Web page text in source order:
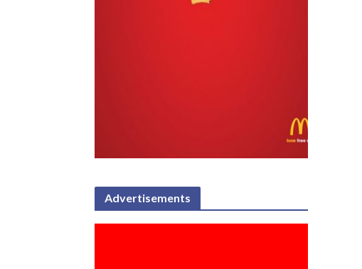
Advertisements